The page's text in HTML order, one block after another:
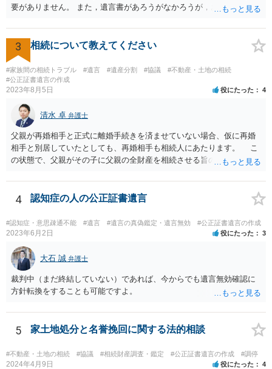
要がありません。 また，遺言書があろうがなかろうが，お父上のご兄
ご回答にもありますが， 代理人弁護士をたてて，その弁護士から相手
方に対して， ・相続に関する主張は法的根拠がなく，一切応じないこ
と ・今後一切の連絡をしてこないでほしいこと ・連絡を継続してくる
ようであれば警察への通報や法的措置も辞さないこと などを記載した
書面を発送してもらうことがよろしいように思います。
3 相続について教えてください
#家族間の相続トラブル #遺言 #遺産分割 #協議
#不動産・土地の相続
#公正証書遺言の作成
2023年8月5日 役にたった 4
清水 卓 弁護士
父親が再婚相手と正式に離婚手続きを済ませていない場合、仮に再婚
相手と別居していたとしても、再婚相手も相続人にあたります。 こ
の状態で、父親がその子に父親の全財産を相続させる旨の公正証書遺
が、再婚相手の遺留分を侵害しているため、再婚相手から相続人
（子）に対して遺留分侵害額請求権が行使される可能性があります。
お悩みのようであれば、問題の当事者であるお父様本人がお住まい
の地域等の弁護士に直接相談してみるのが望ましいように思います。
【参考】民法 （遺留分侵害額の請求） 第千四十六条 遺留分権利者及
びその承継人は、受遺者（特定財産承継遺言により財産を承継し又は
相続分の指定を受けた相続人を含む。以下この章において同じ。）又
は受贈者に対し、遺留分侵害額に相当する金銭の支払を請求すること
ができる。
4 認知症の人の公正証書遺言
#認知症・意思疎通不能 #遺言 #遺言の真偽鑑定・遺言無効 #公正証書遺言の作成
2023年6月2日 役にたった 3
大石 誠 弁護士
裁判中（まだ終結していない）であれば、今からでも遺言無効確認に
方針転換をすることも可能ですよ。
5 家土地処分と名誉挽回に関する法的相談
#不動産・土地の相続 #協議 #相続財産調査・鑑定 #公正証書遺言の作成 #調停
2024年4月9日 役にたった 4